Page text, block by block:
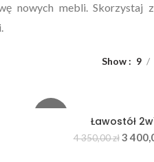
nowych mebli.
Show 9
Ławostół
4 350,00zł 3